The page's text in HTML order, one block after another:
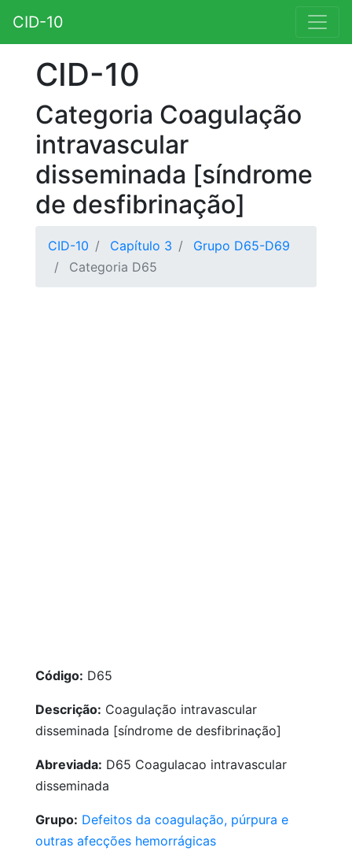
CID-10
CID-10
Categoria Coagulação
intravascular
disseminada [síndrome
de desfibrinação]
CID-10 Capítulo 3
Grupo D65-D69
Categoria D65
Código: D65
Descrição: Coagulação intravascular
disseminada [síndrome de desfibrinação]
Abreviada: D65 Coagulacao intravascular
disseminada
Grupo: Defeitos da coagulação, púrpura e
outras afecções hemorrágicas